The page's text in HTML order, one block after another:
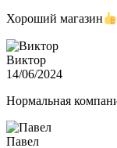
Хороший магазин
Виктор
14/06/2024
Нормальная
Павел